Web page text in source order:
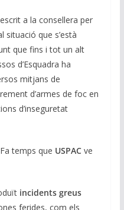
m n
k
a la consellera per
situació que s’està
que fins i tot un alt
d’Esquadra ha
mitjans de
d’armes de foc en
d’inseguretat
temps que USPACve
incidents greus
ferides, com els